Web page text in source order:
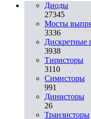
Диоды
27345
Мосты
3336
Дискретные
3938
Тиристоры
3110
Симисторы
991
Динисторы
26
Транзисторы